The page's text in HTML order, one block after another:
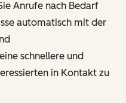
Anrufe nach Bedarf
automatisch mit der
schnellere und
in Kontakt zu